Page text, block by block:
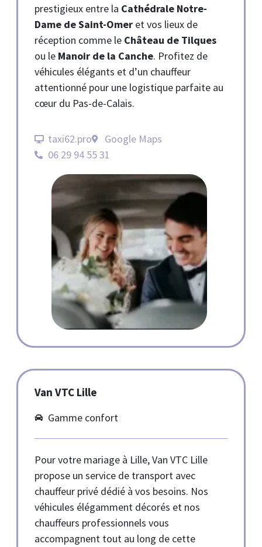
prestigieux entre la Cathédrale Notre-
Dame de Saint-Omer et vos lieux de
réception comme le Château de Tilques
ou le Manoir de la Canche. Profitez de
véhicules élégants et d’un chauffeur
attentionné pour une logistique parfaite au
cœur du Pas-de-Calais.
taxi62.pro
Google Maps
06 29 94 55 31
Van VTC Lille
Gamme confort
Pour votre mariage à Lille, Van VTC Lille
propose un service de transport avec
chauffeur privé dédié à vos besoins. Nos
véhicules élégamment décorés et nos
chauffeurs professionnels vous
accompagnent tout au long de cette